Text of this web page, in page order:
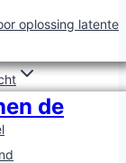
oplossing latente
de